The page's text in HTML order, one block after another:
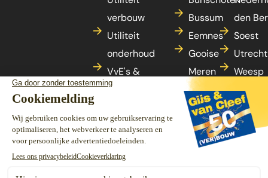
verbouw
Utiliteit
onderhoud
VvE's &
woningonderhoud
Bussum
Eemnes
Gooise
Meren
's-
den
Soest
Utrecht
Weesp
Zeist